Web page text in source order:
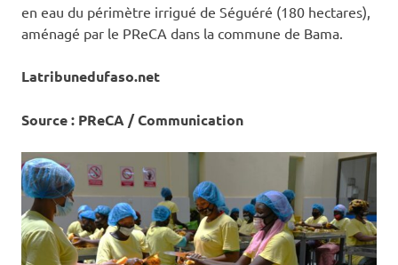
en eau du périmètre irrigué de Séguéré (180 hectares),
aménagé par le PReCA dans la commune de Bama.
Latribunedufaso.net
Source : PReCA / Communication